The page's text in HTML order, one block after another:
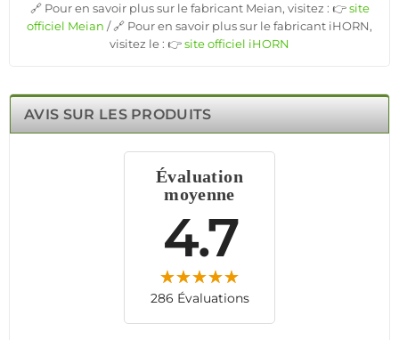
🔗 Pour en savoir plus sur le fabricant Meian, visitez : 👉site
officiel Meian / 🔗 Pour en savoir plus sur le fabricant iHORN,
visitez le : 👉site officiel iHORN
AVIS SUR LES PRODUITS
Évaluation
moyenne
4.7
286 Évaluations